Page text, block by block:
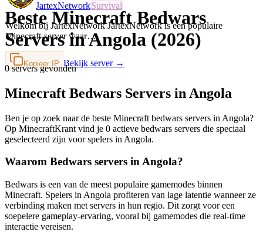
JartexNetworkSurvival
Welkom bij JartexNetwork JartexNetwork is een populaire
Minecraft-server waar…
Kopieer IP Bekijk server →
Beste Minecraft Bedwars
Servers in Angola (2026)
0 servers gevonden
Minecraft Bedwars Servers in Angola
Ben je op zoek naar de beste Minecraft bedwars servers in Angola?
Op MinecraftKrant vind je 0 actieve bedwars servers die speciaal
geselecteerd zijn voor spelers in Angola.
Waarom Bedwars servers in Angola?
Bedwars is een van de meest populaire gamemodes binnen
Minecraft. Spelers in Angola profiteren van lage latentie wanneer ze
verbinding maken met servers in hun regio. Dit zorgt voor een
soepelere gameplay-ervaring, vooral bij gamemodes die real-time
interactie vereisen.